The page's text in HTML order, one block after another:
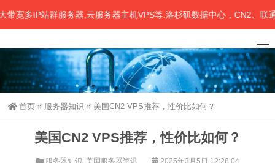
IP站群服务器,云服务器主机VPS等.洛杉矶数据中心，CN2、联通、
首页 » 服务器知识 » 美国CN2 VPS推荐，性价比如何？
美国CN2 VPS推荐，性价比如何？
服务器知识, 美国服务器资讯 2025年3月5日 12:28:04